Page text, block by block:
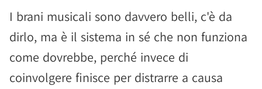
I brani musicali sono davvero belli, c'è da
dirlo, ma è il sistema in sé che non funziona
come dovrebbe, perché invece di
coinvolgere finisce per distrarre a causa